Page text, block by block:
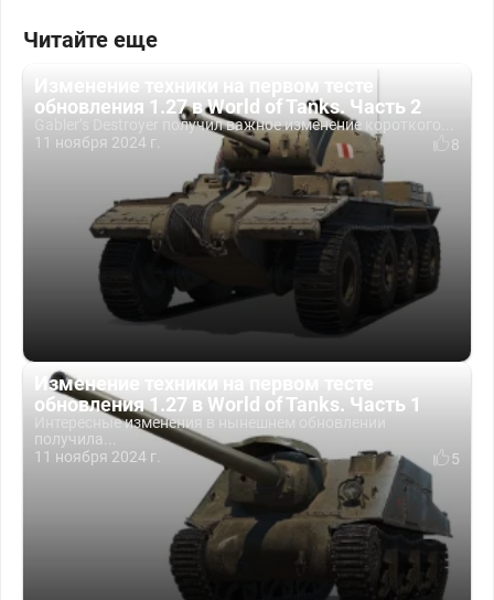
Читайте еще
обновления 1.27 в World of Tanks. Часть 2
Gabler’s Destroyer получил важное изменение короткого...
11 ноября 2024 г.
8
Изменение техники на первом тесте
обновления 1.27 в World of Tanks. Часть 1
Интересные изменения в нынешнем обновлении
получила...
11 ноября 2024 г.
5